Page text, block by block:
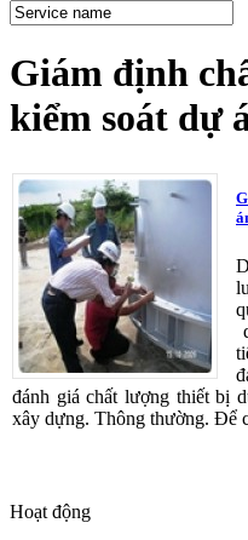
Giám định
kiểm soát dự
đánh giá chất lượng thiết bị
xây dựng. Thông thường. Để
Hoạt động